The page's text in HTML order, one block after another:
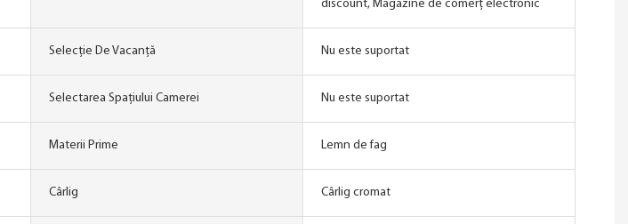
discount, Magazine de comerț electronic
Selecție De Vacanță Nu este suportat
Selectarea Spațiului Camerei Nu este suportat
Materii Prime Lemn de fag
Cârlig Cârlig cromat